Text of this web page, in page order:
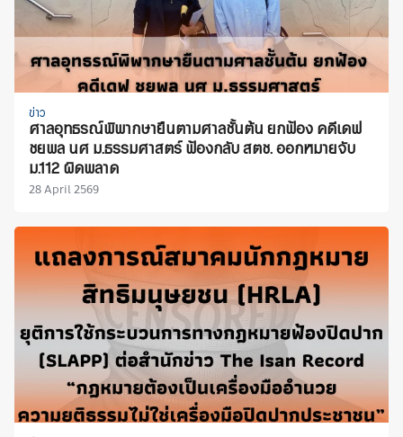
ข่าว
ศาลอุทธรณ์พิพากษายืนตามศาลชั้นต้น ยกฟ้อง คดีเดฟ
ชยพล นศ ม.ธรรมศาสตร์ ฟ้องกลับ สตช. ออกหมายจับ
ม.112 ผิดพลาด
28 April 2569